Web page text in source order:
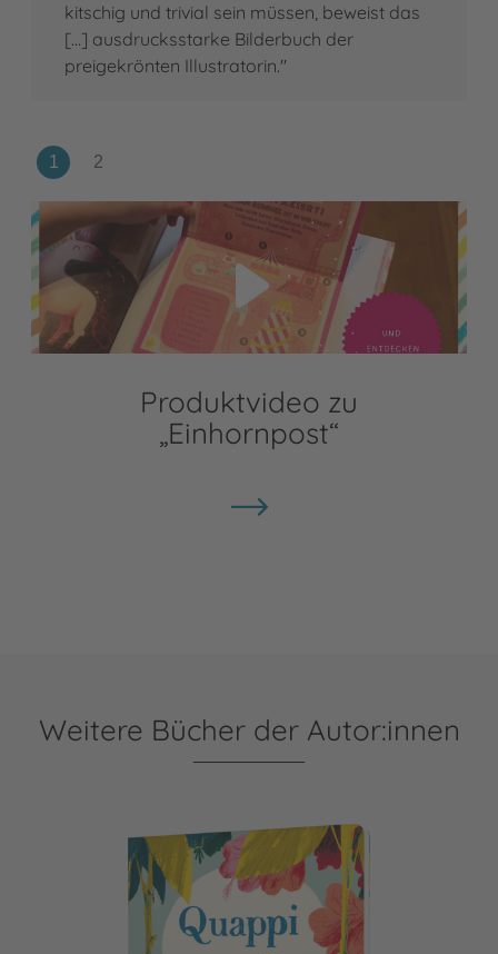
kitschig und trivial sein müssen, beweist das
[...] ausdrucksstarke Bilderbuch der
preigekrönten Illustratorin."
Video abspielen
Produktvideo zu
„Einhornpost“
Weitere Bücher der Autor:innen